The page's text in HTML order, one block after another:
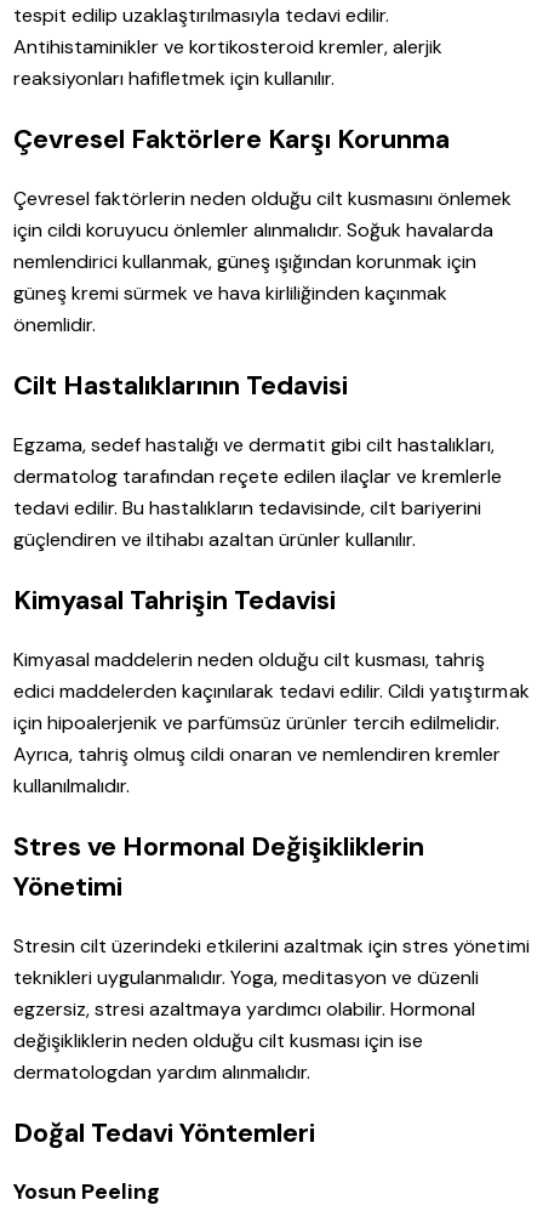
tespit edilip uzaklaştırılmasıyla tedavi edilir.
Antihistaminikler ve kortikosteroid kremler, alerjik
reaksiyonları hafifletmek için kullanılır.
Çevresel Faktörlere Karşı Korunma
Çevresel faktörlerin neden olduğu cilt kusmasını önlemek
için cildi koruyucu önlemler alınmalıdır. Soğuk havalarda
nemlendirici kullanmak, güneş ışığından korunmak için
güneş kremi sürmek ve hava kirliliğinden kaçınmak
önemlidir.
Cilt Hastalıklarının Tedavisi
Egzama, sedef hastalığı ve dermatit gibi cilt hastalıkları,
dermatolog tarafından reçete edilen ilaçlar ve kremlerle
tedavi edilir. Bu hastalıkların tedavisinde, cilt bariyerini
güçlendiren ve iltihabı azaltan ürünler kullanılır.
Kimyasal Tahrişin Tedavisi
Kimyasal maddelerin neden olduğu cilt kusması, tahriş
edici maddelerden kaçınılarak tedavi edilir. Cildi yatıştırmak
için hipoalerjenik ve parfümsüz ürünler tercih edilmelidir.
Ayrıca, tahriş olmuş cildi onaran ve nemlendiren kremler
kullanılmalıdır.
Stres ve Hormonal Değişikliklerin
Yönetimi
Stresin cilt üzerindeki etkilerini azaltmak için stres yönetimi
teknikleri uygulanmalıdır. Yoga, meditasyon ve düzenli
egzersiz, stresi azaltmaya yardımcı olabilir. Hormonal
değişikliklerin neden olduğu cilt kusması için ise
dermatologdan yardım alınmalıdır.
Doğal Tedavi Yöntemleri
Yosun Peeling